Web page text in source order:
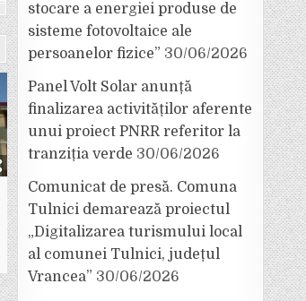
stocare a energiei produse de
sisteme fotovoltaice ale
persoanelor fizice” 30/06/2026
Panel Volt Solar anunță
finalizarea activităților aferente
unui proiect PNRR referitor la
tranziția verde 30/06/2026
Comunicat de presă. Comuna
Tulnici demarează proiectul
„Digitalizarea turismului local
al comunei Tulnici, județul
Vrancea” 30/06/2026